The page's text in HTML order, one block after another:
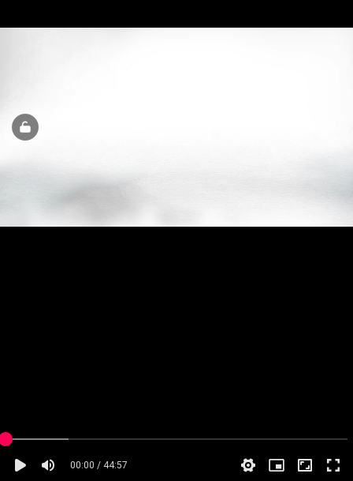
00:00 / 44:57